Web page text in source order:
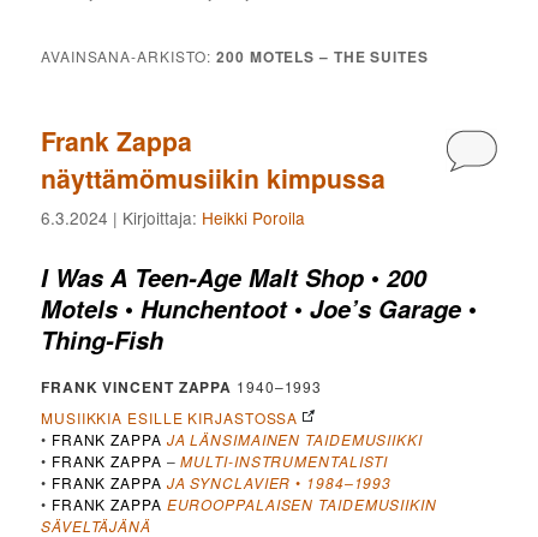
AVAINSANA-ARKISTO:200 MOTELS – THE SUITES
Frank Zappa
näyttämömusiikin kimpussa
6.3.2024 | Kirjoittaja: Heikki Poroila
I Was A Teen-Age Malt Shop •200
Motels •Hunchentoot•Joe’s Garage •
Thing-Fish
FRANK VINCENT ZAPPA 1940–1993
MUSIIKKIA ESILLE KIRJASTOSSA
• FRANK ZAPPA JA LÄNSIMAINEN TAIDEMUSIIKKI
• FRANK ZAPPA –MULTI-INSTRUMENTALISTI
• FRANK ZAPPA JA SYNCLAVIER• 1984–1993
• FRANK ZAPPA EUROOPPALAISEN TAIDEMUSIIKIN
SÄVELTÄJÄNÄ